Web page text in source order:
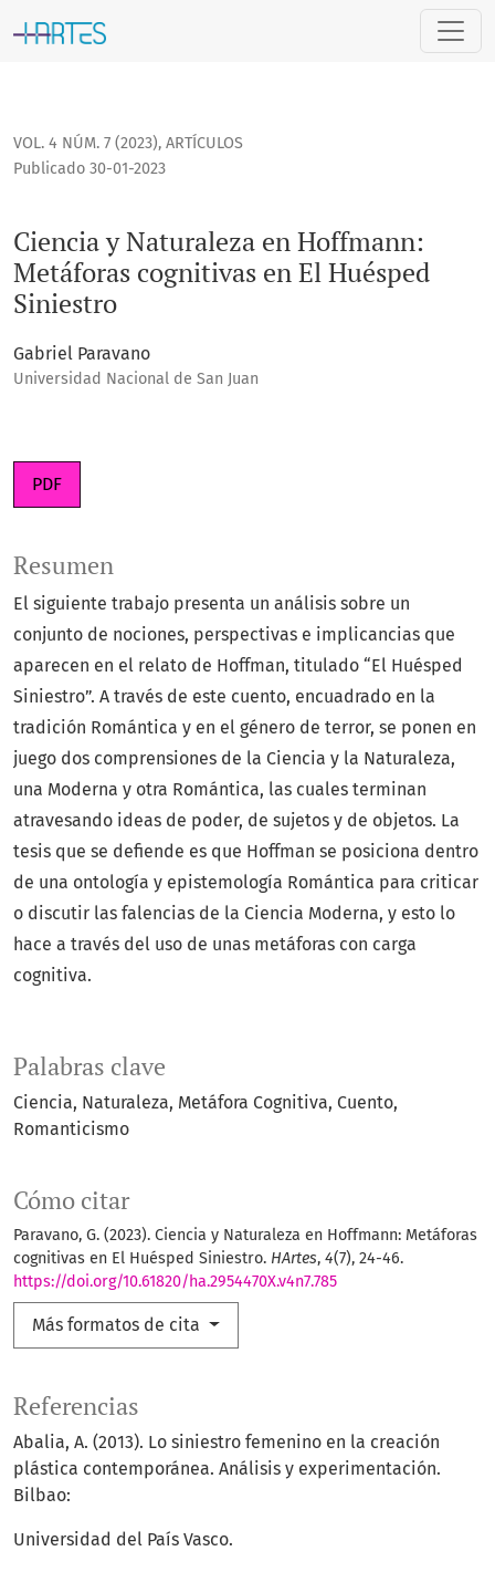
Ciencia y Naturaleza en Hoffmann: Metáforas cognitivas en
VOL. 4 NÚM. 7 (2023), ARTÍCULOS
Ciencia y Naturaleza en Hoffmann:
Metáforas cognitivas en El Huésped
Siniestro
Publicado 30-01-2023
Gabriel Paravano
Universidad Nacional de San Juan
PDF
Palabras clave
Ciencia Naturaleza Metáfora Cognitiva Cuento
Romanticismo
Cómo citar
Paravano, G. (2023). Ciencia y Naturaleza en Hoffmann: Metáforas
cognitivas en El Huésped Siniestro. HArtes, 4(7), 24-46.
https://doi.org/10.61820/ha.2954470X.v4n7.785
Más formatos de cita
Resumen
El siguiente trabajo presenta un análisis sobre un
conjunto de nociones, perspectivas e implicancias que
aparecen en el relato de Hoffman, titulado “El Huésped
Siniestro”. A través de este cuento, encuadrado en la
tradición Romántica y en el género de terror, se ponen en
juego dos comprensiones de la Ciencia y la Naturaleza,
una Moderna y otra Romántica, las cuales terminan
atravesando ideas de poder, de sujetos y de objetos. La
tesis que se defiende es que Hoffman se posiciona dentro
de una ontología y epistemología Romántica para criticar
o discutir las falencias de la Ciencia Moderna, y esto lo
hace a través del uso de unas metáforas con carga
cognitiva.
Referencias
Abalia, A. (2013). Lo siniestro femenino en la creación
plástica contemporánea. Análisis y experimentación.
Bilbao:
Universidad del País Vasco.